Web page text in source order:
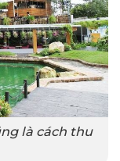
là cách thu